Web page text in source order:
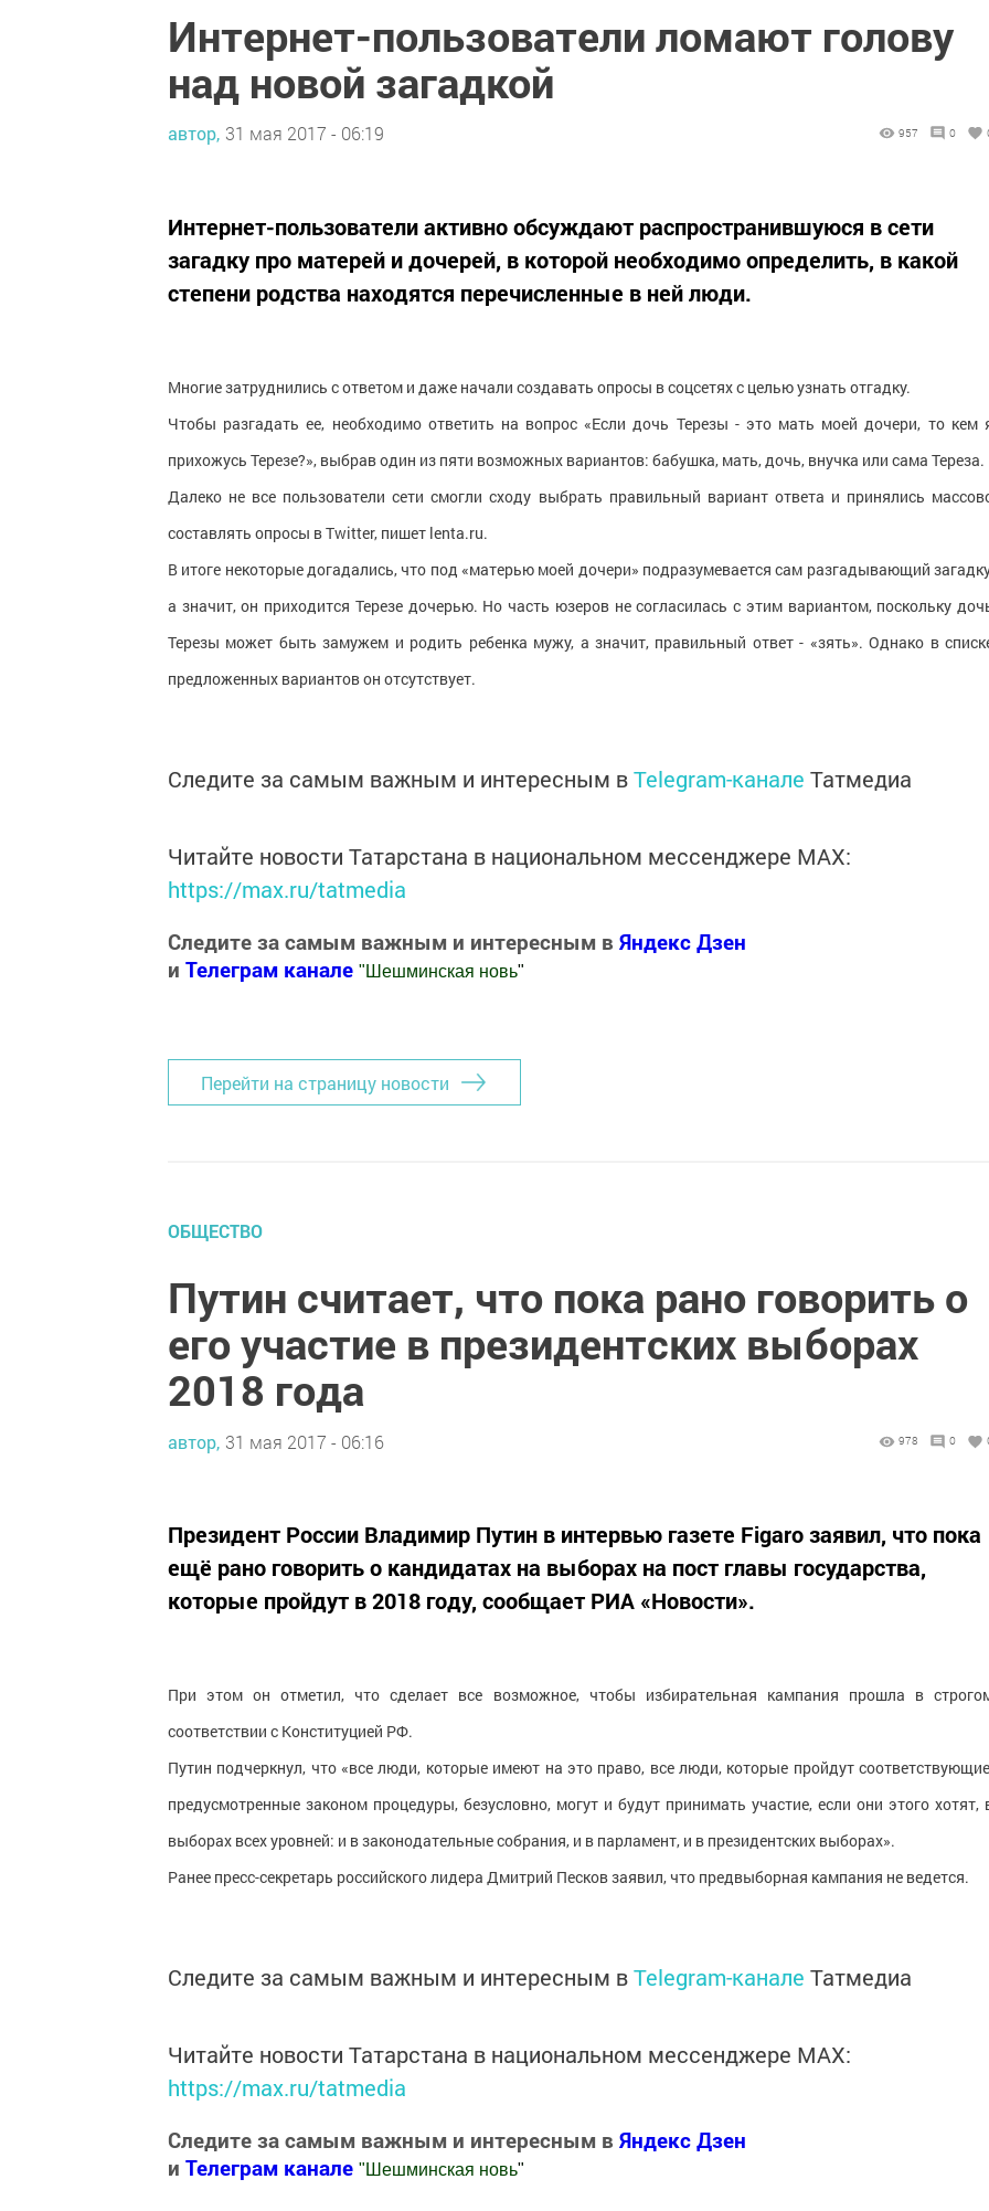
Интернет-пользователи ломают голову
над новой загадкой
автор, 31 мая 2017 - 06:19 957 0
Интернет-пользователи активно обсуждают распространившуюся в сети
загадку про матерей и дочерей, в которой необходимо определить, в какой
степени родства находятся перечисленные в ней люди.
Многие затруднились с ответом и даже начали создавать опросы в соцсетях с целью узнать отгадку.
Чтобы разгадать ее, необходимо ответить на вопрос «Если дочь Терезы - это мать моей дочери, то кем
прихожусь Терезе?», выбрав один из пяти возможных вариантов: бабушка, мать, дочь, внучка или сама Тереза.
Далеко не все пользователи сети смогли сходу выбрать правильный вариант ответа и принялись
составлять опросы в Twitter, пишет lenta.ru.
В итоге некоторые догадались, что под «матерью моей дочери» подразумевается сам разгадывающий
а значит, он приходится Терезе дочерью. Но часть юзеров не согласилась с этим вариантом, поскольку
Терезы может быть замужем и родить ребенка мужу, а значит, правильный ответ - «зять». Однако в
предложенных вариантов он отсутствует.
Следите за самым важным и интересным вTelegram-канале Татмедиа
Читайте новости Татарстана в национальном мессенджере MАХ:
https://max.ru/tatmedia
Следите за самым важным и интересным в Яндекс Дзен
и Телеграм канале " Шешминская новь"
Перейти на страницу новости
ОБЩЕСТВО
Путин считает, что пока рано говорить о
его участие в президентских выборах
2018 года
автор, 31 мая 2017 - 06:16 978 0
Президент России Владимир Путин в интервью газете Figaro заявил, что пока
ещё рано говорить о кандидатах на выборах на пост главы государства,
которые пройдут в 2018 году, сообщает РИА «Новости».
При этом он отметил, что сделает все возможное, чтобы избирательная кампания прошла в
соответствии с Конституцией РФ.
Путин подчеркнул, что «все люди, которые имеют на это право, все люди, которые пройдут
предусмотренные законом процедуры, безусловно, могут и будут принимать участие, если они этого хотят,
выборах всех уровней: и в законодательные собрания, и в парламент, и в президентских выборах».
Ранее пресс-секретарь российского лидера Дмитрий Песков заявил, что предвыборная кампания не ведется.
Следите за самым важным и интересным вTelegram-канале Татмедиа
Читайте новости Татарстана в национальном мессенджере MАХ:
https://max.ru/tatmedia
Следите за самым важным и интересным в Яндекс Дзен
и Телеграм канале "Шешминская новь"